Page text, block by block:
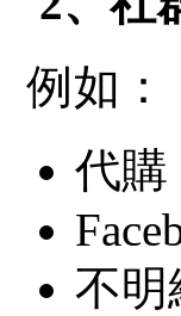
例如：
代購
不明